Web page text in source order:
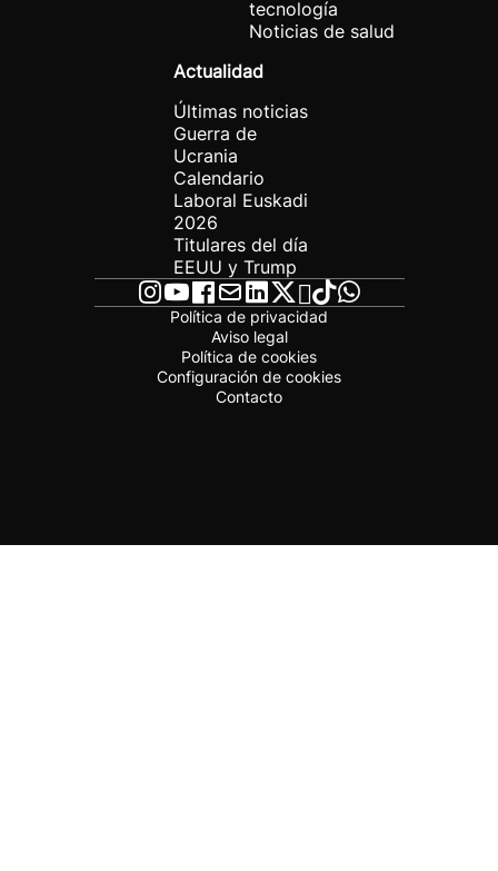
tecnología
Noticias de salud
Actualidad
Últimas noticias
Guerra de
Ucrania
Calendario
Laboral Euskadi
2026
Titulares del día
EEUU y Trump
Política de privacidad
Aviso legal
Política de cookies
Configuración de cookies
Contacto